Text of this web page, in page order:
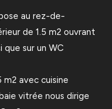
au rez-de-
de 1.5 m2 ouvrant
que sur un WC
avec cuisine
vitrée nous dirige